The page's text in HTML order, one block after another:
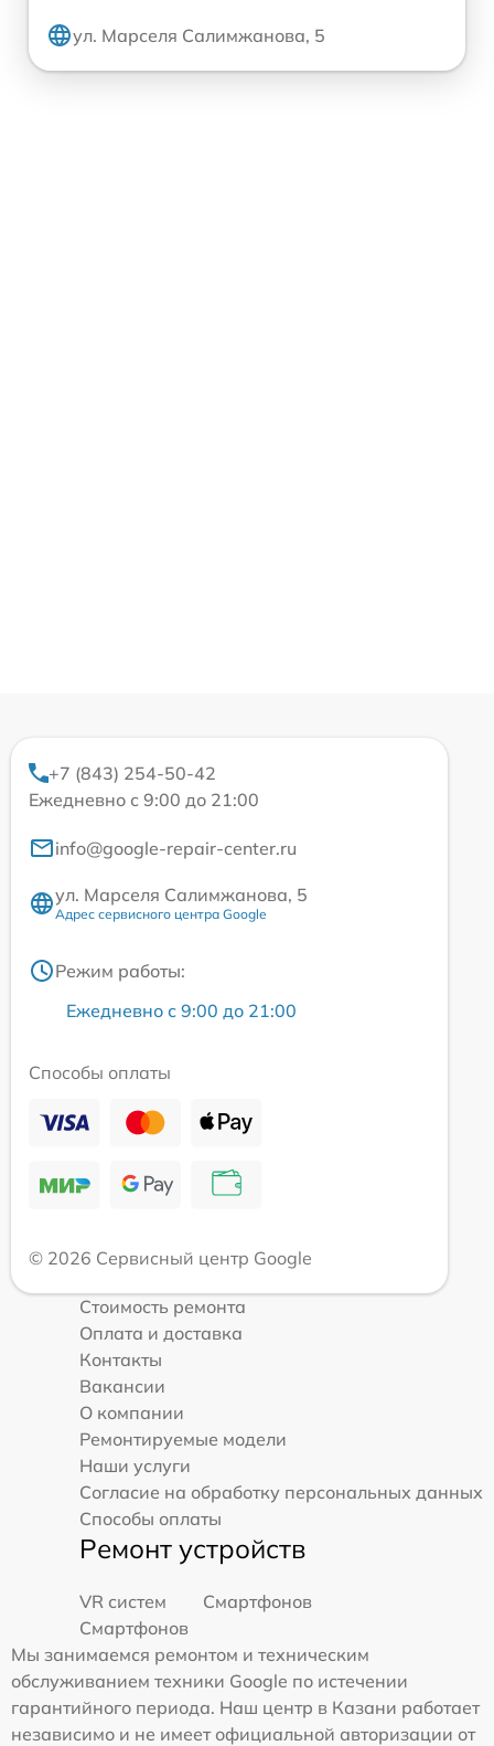
ул. Марселя Салимжанова, 5
+7 (843) 254-50-42
Ежедневно с 9:00 до 21:00
info@google-repair-center.ru
ул. Марселя Салимжанова, 5
Адрес сервисного центра Google
Режим работы:
Ежедневно с 9:00 до 21:00
Способы оплаты
© 2026 Сервисный центр Google
Стоимость ремонта
Оплата и доставка
Контакты
Вакансии
О компании
Ремонтируемые модели
Наши услуги
Согласие на обработку персональных данных
Способы оплаты
Ремонт устройств
VR систем
Смартфонов
Смартфонов
Мы занимаемся ремонтом и техническим
обслуживанием техники Google по истечении
гарантийного периода. Наш центр в Казани работает
независимо и не имеет официальной авторизации от